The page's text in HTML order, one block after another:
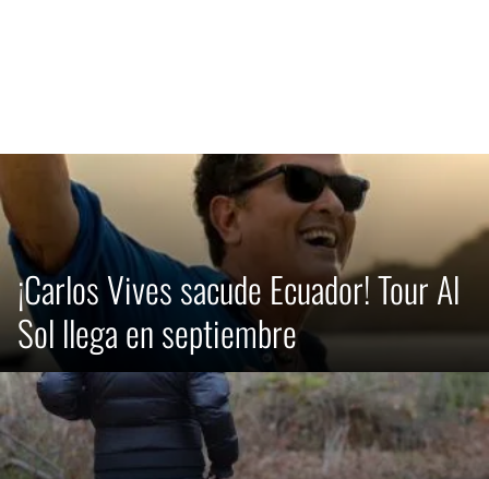
¡Carlos Vives sacude Ecuador! Tour Al
Sol llega en septiembre